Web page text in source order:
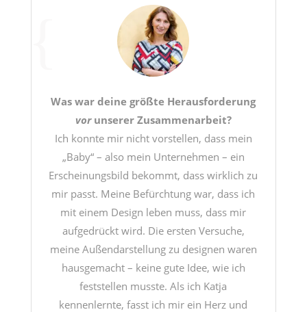
Was war deine größte Herausforderung
vorunserer Zusammenarbeit?
Ich konnte mir nicht vorstellen, dass mein
„Baby“ – also mein Unternehmen – ein
Erscheinungsbild bekommt, dass wirklich zu
mir passt. Meine Befürchtung war, dass ich
mit einem Design leben muss, dass mir
aufgedrückt wird. Die ersten Versuche,
meine Außendarstellung zu designen waren
hausgemacht – keine gute Idee, wie ich
feststellen musste. Als ich Katja
kennenlernte, fasst ich mir ein Herz und